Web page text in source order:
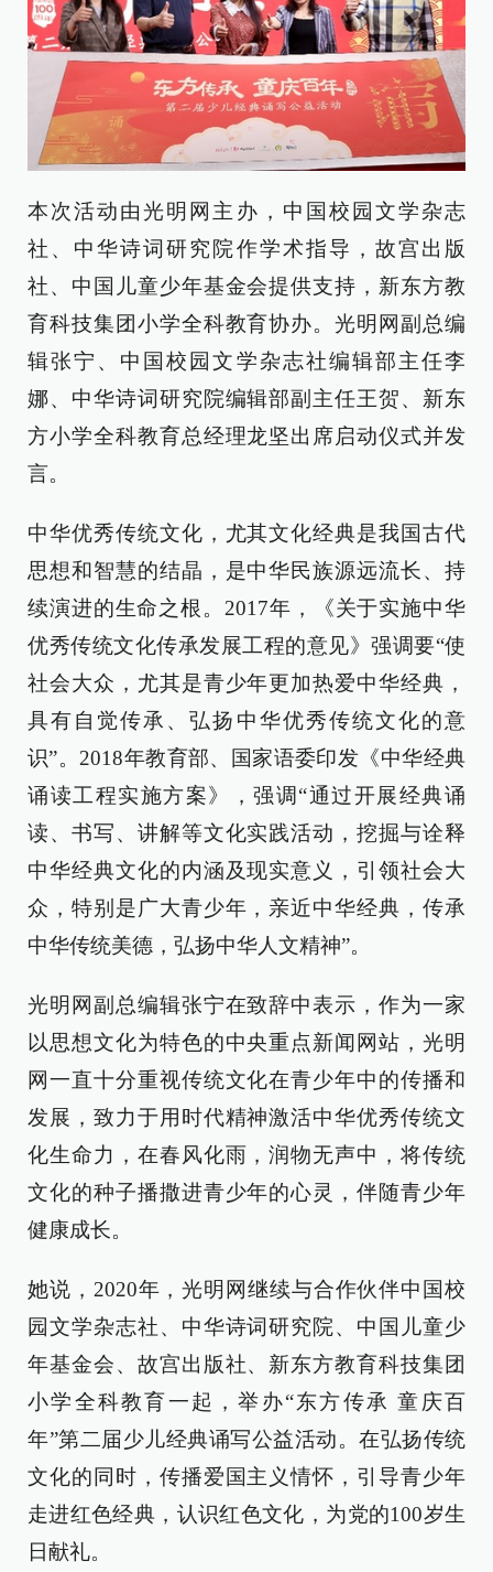
本次活动由光明网主办，中国校园文学杂志
社、中华诗词研究院作学术指导，故宫出版
社、中国儿童少年基金会提供支持，新东方教
育科技集团小学全科教育协办。光明网副总编
辑张宁、中国校园文学杂志社编辑部主任李
娜、中华诗词研究院编辑部副主任王贺、新东
方小学全科教育总经理龙坚出席启动仪式并发
言。
中华优秀传统文化，尤其文化经典是我国古代
思想和智慧的结晶，是中华民族源远流长、持
续演进的生命之根。2017年，《关于实施中华
优秀传统文化传承发展工程的意见》强调要“使
社会大众，尤其是青少年更加热爱中华经典，
具有自觉传承、弘扬中华优秀传统文化的意
识”。2018年教育部、国家语委印发《中华经典
诵读工程实施方案》，强调“通过开展经典诵
读、书写、讲解等文化实践活动，挖掘与诠释
中华经典文化的内涵及现实意义，引领社会大
众，特别是广大青少年，亲近中华经典，传承
中华传统美德，弘扬中华人文精神”。
光明网副总编辑张宁在致辞中表示，作为一家
以思想文化为特色的中央重点新闻网站，光明
网一直十分重视传统文化在青少年中的传播和
发展，致力于用时代精神激活中华优秀传统文
化生命力，在春风化雨，润物无声中，将传统
文化的种子播撒进青少年的心灵，伴随青少年
健康成长。
她说，2020年，光明网继续与合作伙伴中国校
园文学杂志社、中华诗词研究院、中国儿童少
年基金会、故宫出版社、新东方教育科技集团
小学全科教育一起，举办“东方传承 童庆百
年”第二届少儿经典诵写公益活动。在弘扬传统
文化的同时，传播爱国主义情怀，引导青少年
走进红色经典，认识红色文化，为党的100岁生
日献礼。